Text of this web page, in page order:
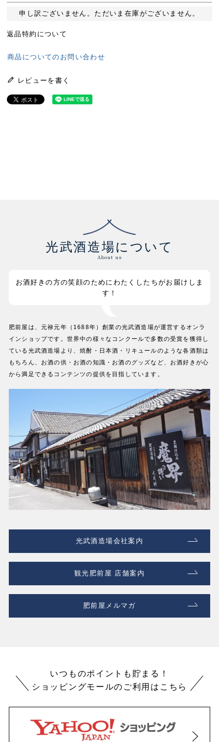
申し訳ございません。ただいま在庫がございません。
返品特約について
商品についてのお問い合わせ
レビューを書く
光武酒造場について
About us
お酒好きの方の笑顔のためにわたくしたちがお届けしま
す！
肥前屋は、元禄元年（1688年）創業の光武酒造場が運営するオンラ
インショップです。世界中の様々なコンクールで多数の受賞を獲得し
ている光武酒造場より、焼酎・日本酒・リキュールのような各酒類は
もちろん、お酒の供・お酒の知識・お酒のグッズなど、お酒好きが心
から満足できるコンテンツの提供を目指しています。
光武酒造場会社案内
観光肥前屋 店舗案内
肥前屋メルマガ
いつものポイントも貯まる！
ショッピングモールのご利用はこちら